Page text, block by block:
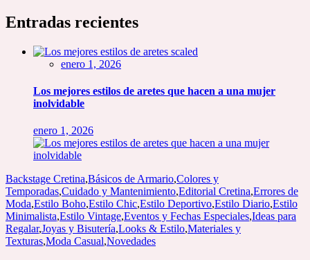
Entradas recientes
enero 1, 2026
Los mejores estilos de aretes que hacen a una mujer
inolvidable
enero 1, 2026
Backstage Cretina,Básicos de Armario,Colores y
Temporadas,Cuidado y Mantenimiento,Editorial Cretina,Errores de
Moda,Estilo Boho,Estilo Chic,Estilo Deportivo,Estilo Diario,Estilo
Minimalista,Estilo Vintage,Eventos y Fechas Especiales,Ideas para
Regalar,Joyas y Bisutería,Looks & Estilo,Materiales y
Texturas,Moda Casual,Novedades